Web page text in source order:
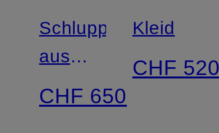
Schluppenkleid
aus
Satin
CHF 650
Kleid
CHF